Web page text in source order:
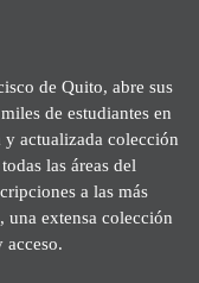
de Quito, abre sus
de estudiantes en
y actualizada colección
las áreas del
a las más
una extensa colección
acceso.